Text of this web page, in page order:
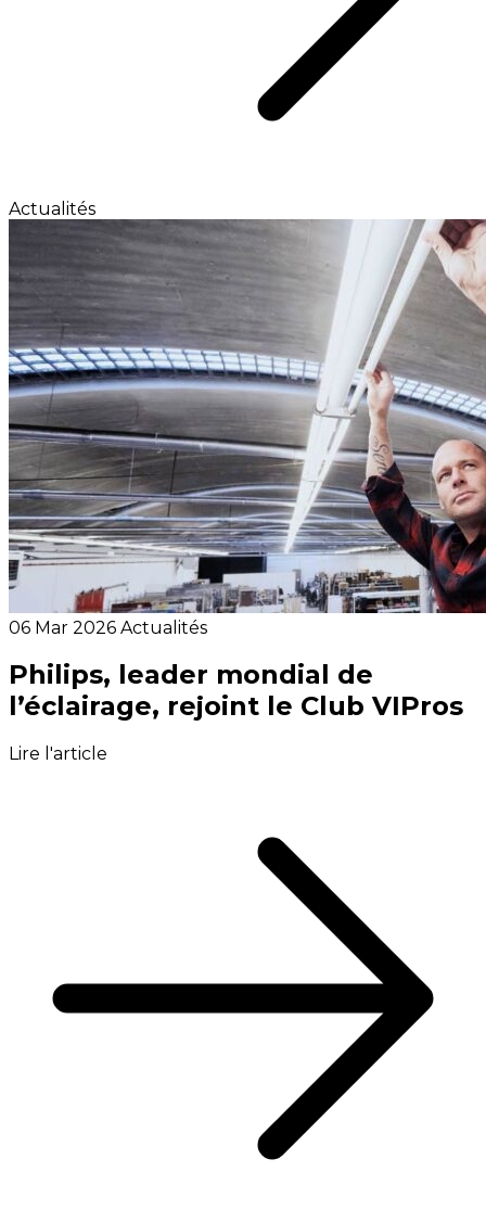
Actualités
06 Mar 2026 Actualités
Philips, leader mondial de
l’éclairage, rejoint le Club VIPros
Lire l'article